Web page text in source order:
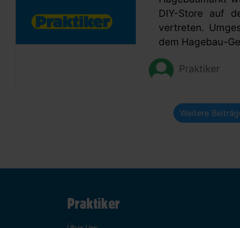
DIY-Store auf
vertreten.
dem Hagebau-
Praktiker
Weitere
Praktiker